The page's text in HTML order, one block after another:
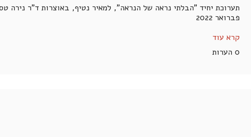
תערוכת יחיד "הבלתי נראה של הנראה", למאיר נטיף, באוצרות ד"ר נירה
פברואר 2022
קרא עוד
0 הערות